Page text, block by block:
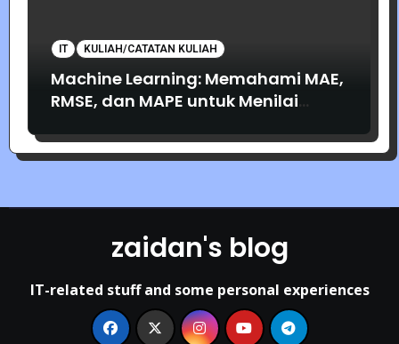
IT KULIAH/CATATAN KULIAH
Machine Learning: Memahami MAE,
RMSE, dan MAPE untuk Menilai
zaidan's blog
IT-related stuff and some personal experiences